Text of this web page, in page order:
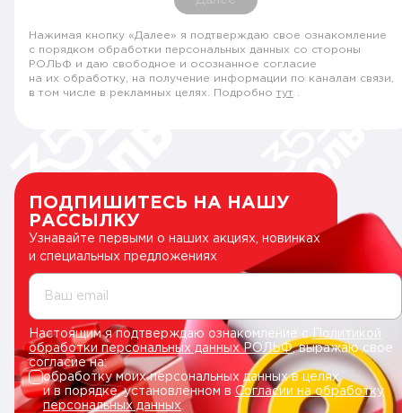
Нажимая кнопку «Далее» я подтверждаю свое ознакомление
с порядком обработки персональных данных со стороны
РОЛЬФ и даю свободное и осознанное согласие
на их обработку, на получение информации по каналам связи,
в том числе в рекламных целях. Подробно тут
ПОДПИШИТЕСЬ НА НАШУ
РАССЫЛКУ
Узнавайте первыми о наших акциях, новинках
и специальных предложениях
Ваш email
Настоящим я подтверждаю ознакомление сПолитикой
обработки персональных данных РОЛЬФ, выражаю свое
согласие на:
обработку моих персональных данных в целях
и в порядке, установленном в Согласии на обработку
персональных данных.